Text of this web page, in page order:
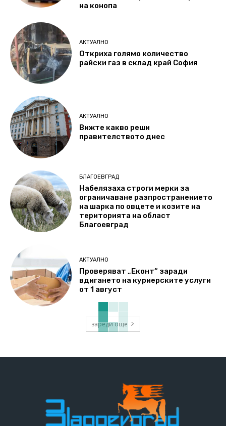
на конопа
АКТУАЛНО
Откриха голямо количество
райски газ в склад край София
АКТУАЛНО
Вижте какво реши
правителството днес
БЛАГОЕВГРАД
Набелязаха строги мерки за
ограничаване разпространението
на шарка по овцете и козите на
територията на област
Благоевград
АКТУАЛНО
Проверяват „Еконт“ заради
вдигането на куриерските услуги
от 1 август
зареди още